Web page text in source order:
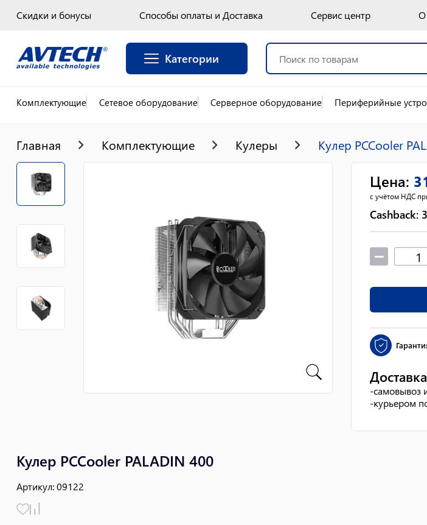
Скидки и бонусы Способы оплаты и Доставка Сервис центр О
Категории
Комплектующие Сетевое оборудование Серверное оборудование Периферийные
Главная Комплектующие Кулеры Кулер PCCooler
Кулер PCCooler PALADIN 400
Артикул:09122
Цена:
с учётом НДС
Cashback:
-самовывоз
-курьером